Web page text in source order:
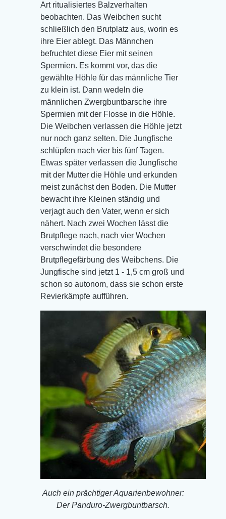
Art ritualisiertes Balzverhalten
beobachten. Das Weibchen sucht
schließlich den Brutplatz aus, worin es
ihre Eier ablegt. Das Männchen
befruchtet diese Eier mit seinen
Spermien. Es kommt vor, das die
gewählte Höhle für das männliche Tier
zu klein ist. Dann wedeln die
männlichen Zwergbuntbarsche ihre
Spermien mit der Flosse in die Höhle.
Die Weibchen verlassen die Höhle jetzt
nur noch ganz selten. Die Jungfische
schlüpfen nach vier bis fünf Tagen.
Etwas später verlassen die Jungfische
mit der Mutter die Höhle und erkunden
meist zunächst den Boden. Die Mutter
bewacht ihre Kleinen ständig und
verjagt auch den Vater, wenn er sich
nähert. Nach zwei Wochen lässt die
Brutpflege nach, nach vier Wochen
verschwindet die besondere
Brutpflegefärbung des Weibchens. Die
Jungfische sind jetzt 1 - 1,5 cm groß und
schon so autonom, dass sie schon erste
Revierkämpfe aufführen.
Auch ein prächtiger Aquarienbewohner:
Der Panduro-Zwergbuntbarsch.